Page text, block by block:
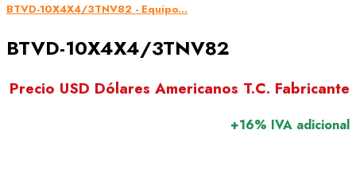
BTVD-10X4X4/3TNV82 - Equipo...
BTVD-10X4X4/3TNV82
Precio USD Dólares Americanos T.C. Fabricante
+16% IVA adicional